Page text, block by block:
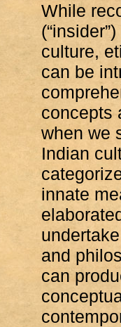
While
culture,
can be
concepts
when we
Indian
innate
and
can